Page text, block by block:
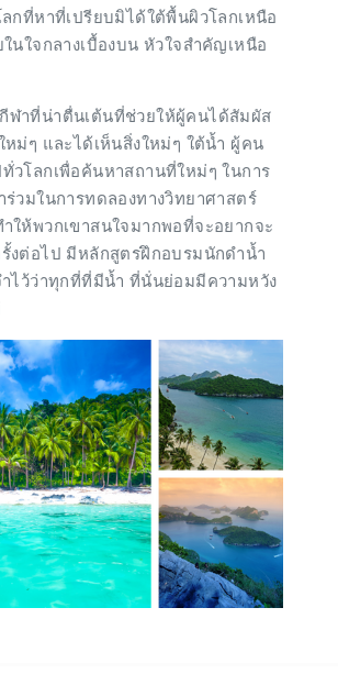
กที่หาที่เปรียบมิได้ใต้พื้นผิวโลกเหนือ
นใจกลางเบื้องบน หัวใจสำคัญเหนือ
ฬาที่น่าตื่นเต้นที่ช่วยให้ผู้คนได้สัมผัส
ม่ๆ และได้เห็นสิ่งใหม่ๆ ใต้น้ำ ผู้คน
วโลกเพื่อค้นหาสถานที่ใหม่ๆ ในการ
ร่วมในการทดลองทางวิทยาศาสตร์
ให้พวกเขาสนใจมากพอที่จะอยากจะ
งต่อไป มีหลักสูตรฝึกอบรมนักดำน้ำ
ำไว้ว่าทุกที่ที่มีน้ำ ที่นั่นย่อมมีความหวัง